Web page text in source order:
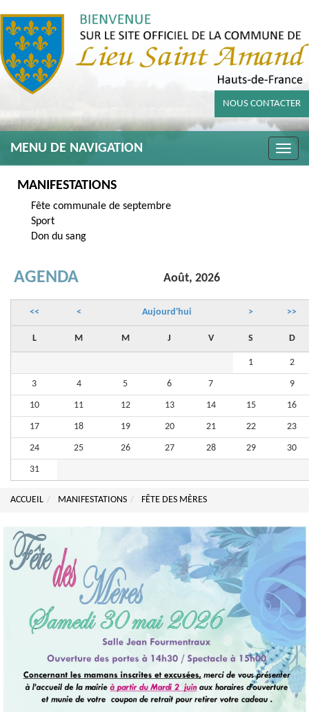
NOUS CONTACTER
Toggle
MENU DE NAVIGATION
MANIFESTATIONS
Fête communale de septembre
Sport
Don du sang
AGENDA Août, 2026
<< < Aujourd'hui > >>
L M M J V S D
1 2
3 4 5 6 7 9
10 11 12 13 14 15 16
17 18 19 20 21 22 23
24 25 26 27 28 29 30
31
ACCUEIL MANIFESTATIONS FÊTE DES MÈRES